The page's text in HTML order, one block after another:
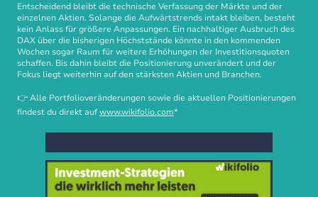
Entscheidend bleibt die technische Verfassung der Märkte und der
einzelnen Aktien. Solange die Aufwärtstrends intakt bleiben, besteht
kein Anlass für größere Anpassungen. Ein nachhaltiger Ausbruch des
DAX über die bisherigen Höchststände könnte in den kommenden
Wochen sogar Raum für weitere Erhöhungen der Investitionsquoten
schaffen. Bis dahin bleibt die Positionierung unverändert und der
Fokus liegt weiterhin auf den stärksten Aktien und Branchen.
👉 Alle Portfolioveränderungen sowie die aktuellen Positionierungen
findest du direkt aufwww.wikifolio.com*